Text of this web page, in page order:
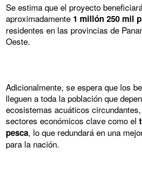
Se estima que el proyecto
aproximadamente 1 millón 250 mil
residentes en las provincias de
Oeste.
Adicionalmente, se espera que los
lleguen a toda la población que
ecosistemas acuáticos
sectores económicos clave como el
pesca, lo que redundará en una
para la nación.